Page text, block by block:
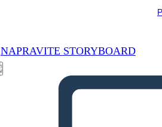
NAPRAVITE STORYBOARD